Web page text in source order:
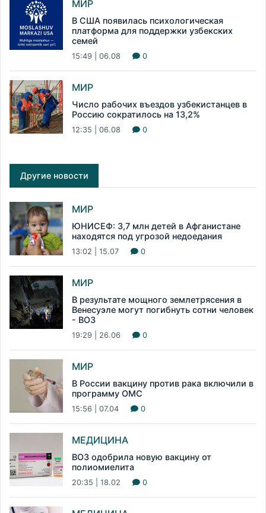
МИР
В США появилась психологическая
платформа для поддержки узбекских
семей
15:49 | 06.08 0
МИР
Число рабочих въездов узбекистанцев в
Россию сократилось на 13,2%
12:35 | 06.08 0
Другие новости
МИР
ЮНИСЕФ: 3,7 млн детей в Афганистане
находятся под угрозой недоедания
13:02 | 15.07 0
МИР
В результате мощного землетрясения в
Венесуэле могут погибнуть сотни человек
- ВОЗ
19:29 | 26.06 0
МИР
В России вакцину против рака включили в
программу ОМС
15:56 | 07.04 0
МЕДИЦИНА
ВОЗ одобрила новую вакцину от
полиомиелита
20:35 | 18.02 0